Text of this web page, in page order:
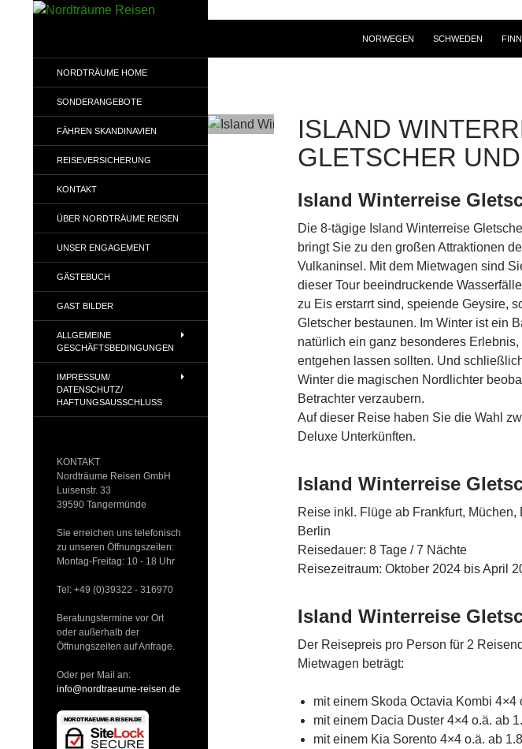
NORWEGEN SCHWEDEN
ISLAND
GLETSCHER
Island Winterreise
Die 8-tägige Island Winterreise
bringt Sie zu den großen Attraktionen
Vulkaninsel. Mit dem Mietwagen sind
dieser Tour beeindruckende
zu Eis erstarrt sind, speiende Geysire,
Gletscher bestaunen. Im Winter ist ein
natürlich ein ganz besonderes
entgehen lassen sollten. Und
Winter die magischen Nordlichter
Betrachter verzaubern.
Auf dieser Reise haben Sie die Wahl
Deluxe Unterkünften.
Island Winterreise
Reise inkl. Flüge ab Frankfurt,
Berlin
Reisedauer: 8 Tage / 7 Nächte
Reisezeitraum: Oktober 2024 bis April
Island Winterreise
Der Reisepreis pro Person für 2
Mietwagen beträgt:
mit einem Skoda Octavia Kombi 4×4
mit einem Dacia Duster 4×4 o.ä. ab
mit einem Kia Sorento 4×4 o.ä. ab
NORDTRÄUME HOME
SONDERANGEBOTE
FÄHREN SKANDINAVIEN
REISEVERSICHERUNG
KONTAKT
ÜBER NORDTRÄUME REISEN
UNSER ENGAGEMENT
GÄSTEBUCH
GAST BILDER
ALLGEMEINE
GESCHÄFTSBEDINGUNGEN
IMPRESSUM/
DATENSCHUTZ/
HAFTUNGSAUSSCHLUSS
KONTAKT
Nordträume Reisen GmbH
Luisenstr. 33
39590 Tangermünde
Sie erreichen uns telefonisch
zu unseren Öffnungszeiten:
Montag-Freitag: 10 - 18 Uhr
Tel: +49 (0)39322 - 316970
Beratungstermine vor Ort
oder außerhalb der
Öffnungszeiten auf Anfrage.
Oder per Mail an:
info@nordtraeume-reisen.de